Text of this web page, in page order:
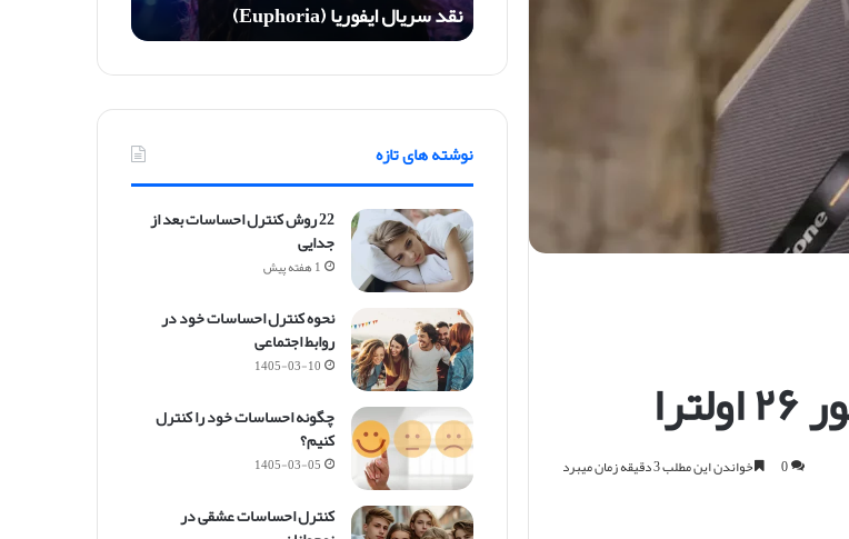
0 خواندن این مطلب 3 دقیقه زمان میبرد
ی
ف
ی
(
E
u
p
h
o
r
i
a
)
نقد سریال ایفوریا (Euphoria)
نوشته های تازه
22 روش کنترل احساسات بعد از
جدایی
1 هفته پیش
نحوه کنترل احساسات خود در
روابط اجتماعی
1405-03-10
چگونه احساسات خود را کنترل
کنیم؟
1405-03-05
کنترل احساسات عشقی در